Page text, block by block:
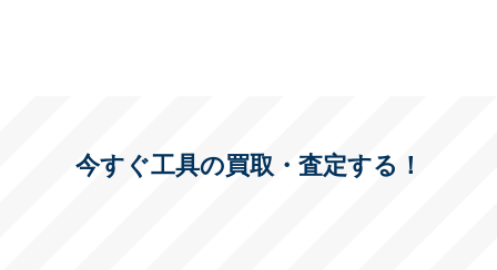
今すぐ工具の買取・査定する！